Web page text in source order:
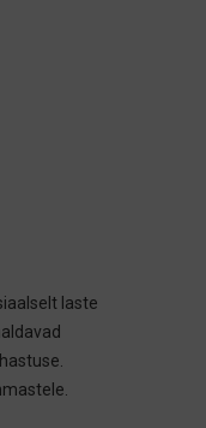
laste